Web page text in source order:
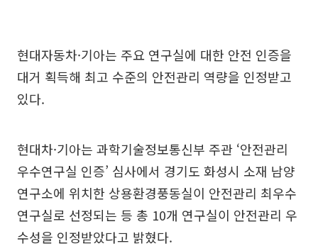
현대자동차·기아는 주요 연구실에 대한 안전 인증을
대거 획득해 최고 수준의 안전관리 역량을 인정받고
있다.
현대차·기아는 과학기술정보통신부 주관 ‘안전관리
우수연구실 인증’ 심사에서 경기도 화성시 소재 남양
연구소에 위치한 상용환경풍동실이 안전관리 최우수
연구실로 선정되는 등 총 10개 연구실이 안전관리 우
수성을 인정받았다고 밝혔다.